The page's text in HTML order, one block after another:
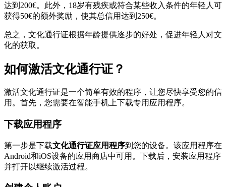
达到200€。此外，18岁有残疾或符合某些收入条件的年轻人可
获得50€的额外奖励，使其总信用达到250€。
总之，文化通行证根据年龄提供逐步的好处，促进年轻人对文
化的获取。
如何激活文化通行证？
激活文化通行证是一个简单有效的程序，让您尽快享受您的信
用。首先，您需要在智能手机上下载专用应用程序。
下载应用程序
第一步是下载文化通行证应用程序到您的设备。该应用程序在
Android和iOS设备的应用商店中可用。下载后，安装应用程序
并打开以继续激活过程。